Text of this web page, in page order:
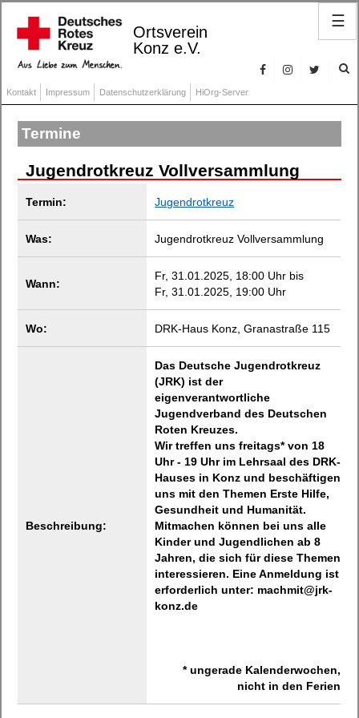
Ortsverein
Konz e.V.
Kontakt Impressum Datenschutzerklärung HiOrg-Server
☰
Termine
Jugendrotkreuz Vollversammlung
Termin: Jugendrotkreuz
Was: Jugendrotkreuz Vollversammlung
Wann:
Fr, 31.01.2025, 18:00 Uhr bis
Fr, 31.01.2025, 19:00 Uhr
Wo: DRK-Haus Konz, Granastraße 115
Beschreibung:
Das Deutsche Jugendrotkreuz
(JRK) ist der
eigenverantwortliche
Jugendverband des Deutschen
Roten Kreuzes.
Wir treffen uns freitags* von 18
Uhr - 19 Uhr im Lehrsaal des DRK-
Hauses in Konz und beschäftigen
uns mit den Themen Erste Hilfe,
Gesundheit und Humanität.
Mitmachen können bei uns alle
Kinder und Jugendlichen ab 8
Jahren, die sich für diese Themen
interessieren. Eine Anmeldung ist
erforderlich unter: machmit@jrk-
konz.de
* ungerade Kalenderwochen,
nicht in den Ferien